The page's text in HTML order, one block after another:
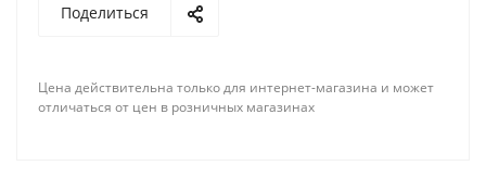
Поделиться
Цена действительна только для интернет-магазина и может
отличаться от цен в розничных магазинах